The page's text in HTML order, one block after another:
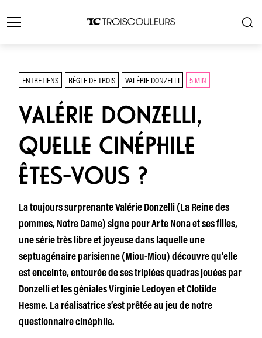
ENTRETIENS RÈGLE DE TROIS VALÉRIE DONZELLI 5 MIN
VALÉRIE DONZELLI,
QUELLE CINÉPHILE
ÊTES-VOUS ?
La toujours surprenante Valérie Donzelli (La Reine des
pommes, Notre Dame) signe pour Arte Nona et ses filles,
une série très libre et joyeuse dans laquelle une
septuagénaire parisienne (Miou-Miou) découvre qu’elle
est enceinte, entourée de ses triplées quadras jouées par
Donzelli et les géniales Virginie Ledoyen et Clotilde
Hesme. La réalisatrice s’est prêtée au jeu de notre
questionnaire cinéphile.